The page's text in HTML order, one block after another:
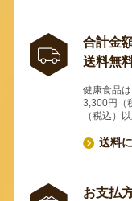
合計金
送料無
健康食品
3,300円（
（税込）
送料
お支払